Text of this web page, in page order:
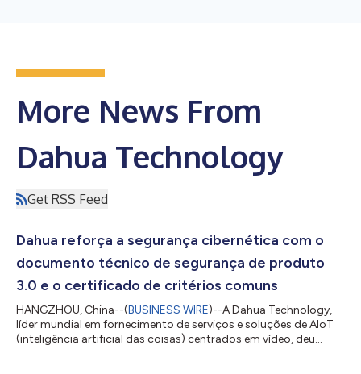
More News From
Dahua Technology
Get RSS Feed
Dahua reforça a segurança cibernética com o
documento técnico de segurança de produto
3.0 e o certificado de critérios comuns
HANGZHOU, China--(BUSINESS WIRE)--A Dahua Technology,
líder mundial em fornecimento de serviços e soluções de AIoT
(inteligência artificial das coisas) centrados em vídeo, deu